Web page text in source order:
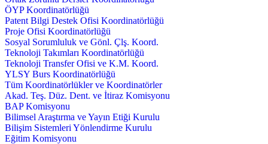
ÖYP Koordinatörlüğü
Patent Bilgi Destek Ofisi Koordinatörlüğü
Proje Ofisi Koordinatörlüğü
Sosyal Sorumluluk ve Gönl. Çlş. Koord.
Teknoloji Takımları Koordinatörlüğü
Teknoloji Transfer Ofisi ve K.M. Koord.
YLSY Burs Koordinatörlüğü
Tüm Koordinatörlükler ve Koordinatörler
Akad. Teş. Düz. Dent. ve İtiraz Komisyonu
BAP Komisyonu
Bilimsel Araştırma ve Yayın Etiği Kurulu
Bilişim Sistemleri Yönlendirme Kurulu
Eğitim Komisyonu